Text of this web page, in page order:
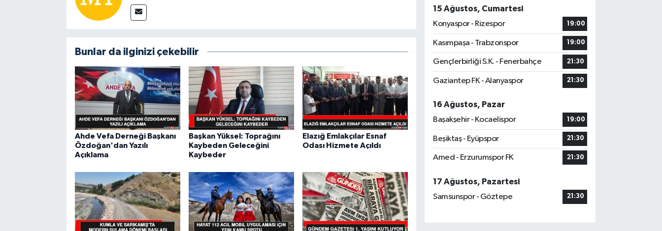
Bunlar da ilginizi çekebilir
Ahde Vefa Derneği Başkanı
Özdoğan'dan Yazılı
Açıklama
Başkan Yüksel: Toprağını
Kaybeden Geleceğini
Kaybeder
Elazığ Emlakçılar Esnaf
Odası Hizmete Açıldı
15 Ağustos, Cumartesi
Konyaspor - Rizespor
19:00
Kasımpaşa - Trabzonspor 19:00
Gençlerbirliği S.K. - Fenerbahçe 21:30
Gaziantep FK - Alanyaspor 21:30
16 Ağustos, Pazar
Başakşehir - Kocaelispor
19:00
Beşiktaş - Eyüpspor 21:30
Amed - Erzurumspor FK 21:30
17 Ağustos, Pazartesi
Samsunspor - Göztepe
21:30